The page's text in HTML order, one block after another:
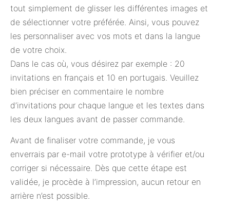
tout simplement de glisser les différentes images et
de sélectionner votre préférée. Ainsi, vous pouvez
les personnaliser avec vos mots et dans la langue
de votre choix.
Dans le cas où, vous désirez par exemple : 20
invitations en français et 10 en portugais. Veuillez
bien préciser en commentaire le nombre
d’invitations pour chaque langue et les textes dans
les deux langues avant de passer commande.
Avant de finaliser votre commande, je vous
enverrais par e-mail votre prototype à vérifier et/ou
corriger si nécessaire. Dès que cette étape est
validée, je procède à l’impression, aucun retour en
arrière n’est possible.